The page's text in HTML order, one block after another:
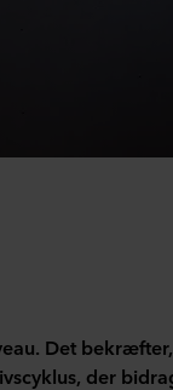
Det
der